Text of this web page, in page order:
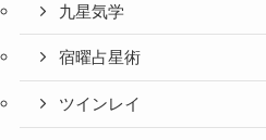
九星気学
宿曜占星術
ツインレイ